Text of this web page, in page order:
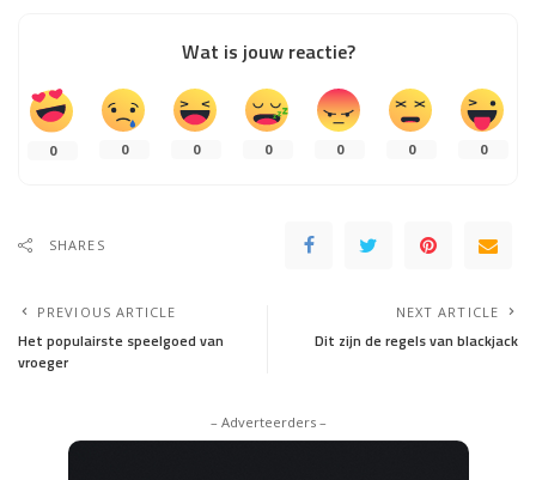
Wat is jouw reactie?
0 0 0 0 0 0 0
SHARES
PREVIOUS ARTICLE
Het populairste speelgoed van
vroeger
NEXT ARTICLE
Dit zijn de regels van blackjack
– Adverteerders –